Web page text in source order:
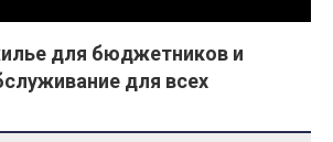
для бюджетников и
для всех